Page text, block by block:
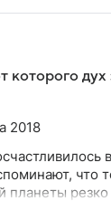
которого дух
2018
что
планеты